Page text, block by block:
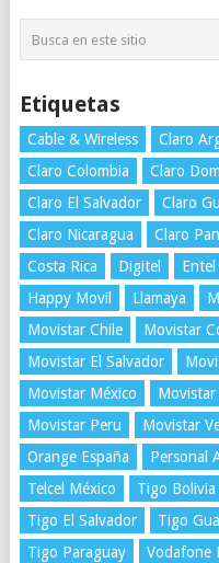
Etiquetas
Cable & Wireless Claro
Claro Colombia
Claro
Claro El Salvador
Claro
Claro Nicaragua
Claro
Costa Rica
Digitel
Happy Movil
Llamaya
Movistar Chile
Movistar
Movistar El Salvador
Movistar México
Movistar
Movistar Peru
Movistar
Orange España
Personal
Telcel México
Tigo Bolivia
Tigo El Salvador
Tigo
Tigo Paraguay
Vodafone